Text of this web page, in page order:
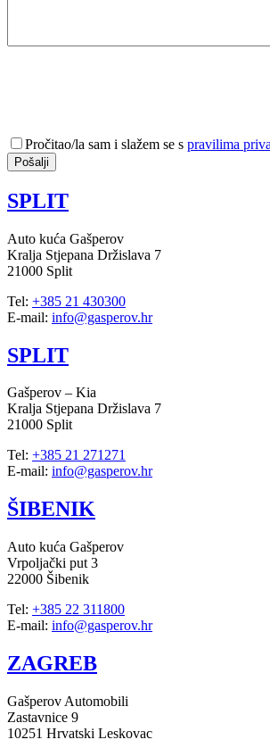
Pročitao/la sam i slažem se s pravilima
SPLIT
Auto kuća Gašperov
Kralja Stjepana Držislava 7
21000 Split
Tel: +385 21 430300
E-mail: info@gasperov.hr
SPLIT
Gašperov – Kia
Kralja Stjepana Držislava 7
21000 Split
Tel: +385 21 271271
E-mail: info@gasperov.hr
ŠIBENIK
Auto kuća Gašperov
Vrpoljački put 3
22000 Šibenik
Tel: +385 22 311800
E-mail: info@gasperov.hr
ZAGREB
Gašperov Automobili
Zastavnice 9
10251 Hrvatski Leskovac